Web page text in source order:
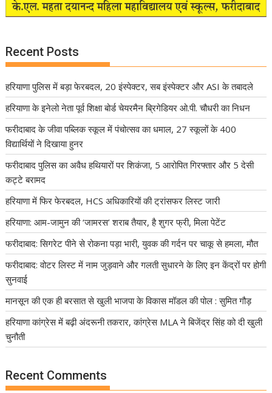
Recent Posts
हरियाणा पुलिस में बड़ा फेरबदल, 20 इंस्पेक्टर, सब इंस्पेक्टर और ASI के तबादले
हरियाणा के इनेलो नेता पूर्व शिक्षा बोर्ड चेयरमैन ब्रिगेडियर ओ.पी. चौधरी का निधन
फरीदाबाद के जीवा पब्लिक स्कूल में पंचोत्सव का धमाल, 27 स्कूलों के 400
विद्यार्थियों ने दिखाया हुनर
फरीदाबाद पुलिस का अवैध हथियारों पर शिकंजा, 5 आरोपित गिरफ्तार और 5 देसी
कट्टे बरामद
हरियाणा में फिर फेरबदल, HCS अधिकारियों की ट्रांसफर लिस्ट जारी
हरियाणा: आम-जामुन की ‘जामरस’ शराब तैयार, है शुगर फ्री, मिला पेटेंट
फरीदाबाद: सिगरेट पीने से रोकना पड़ा भारी, युवक की गर्दन पर चाकू से हमला, मौत
फरीदाबाद: वोटर लिस्ट में नाम जुड़वाने और गलती सुधारने के लिए इन केंद्रों पर होगी
सुनवाई
मानसून की एक ही बरसात से खुली भाजपा के विकास मॉडल की पोल : सुमित गौड़
हरियाणा कांग्रेस में बढ़ी अंदरूनी तकरार, कांग्रेस MLA ने बिजेंद्र सिंह को दी खुली
चुनौती
Recent Comments